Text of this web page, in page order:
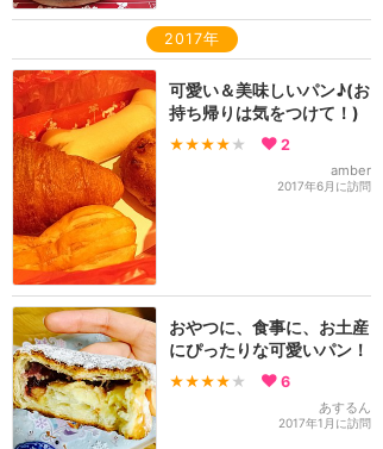
2017年
可愛い＆美味しいパン♪(お
持ち帰りは気をつけて！)
★★★★ ★ 2
amber
2017年6月に訪問
おやつに、食事に、お土産
にぴったりな可愛いパン！
★★★★ ★ 6
あするん
2017年1月に訪問